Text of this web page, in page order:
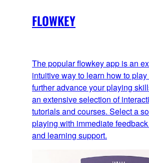
FLOWKEY
The popular flowkey app is an
intuitive way to learn how to
further advance your playing
an extensive selection of
tutorials and courses. Select a
playing with immediate
and learning support.